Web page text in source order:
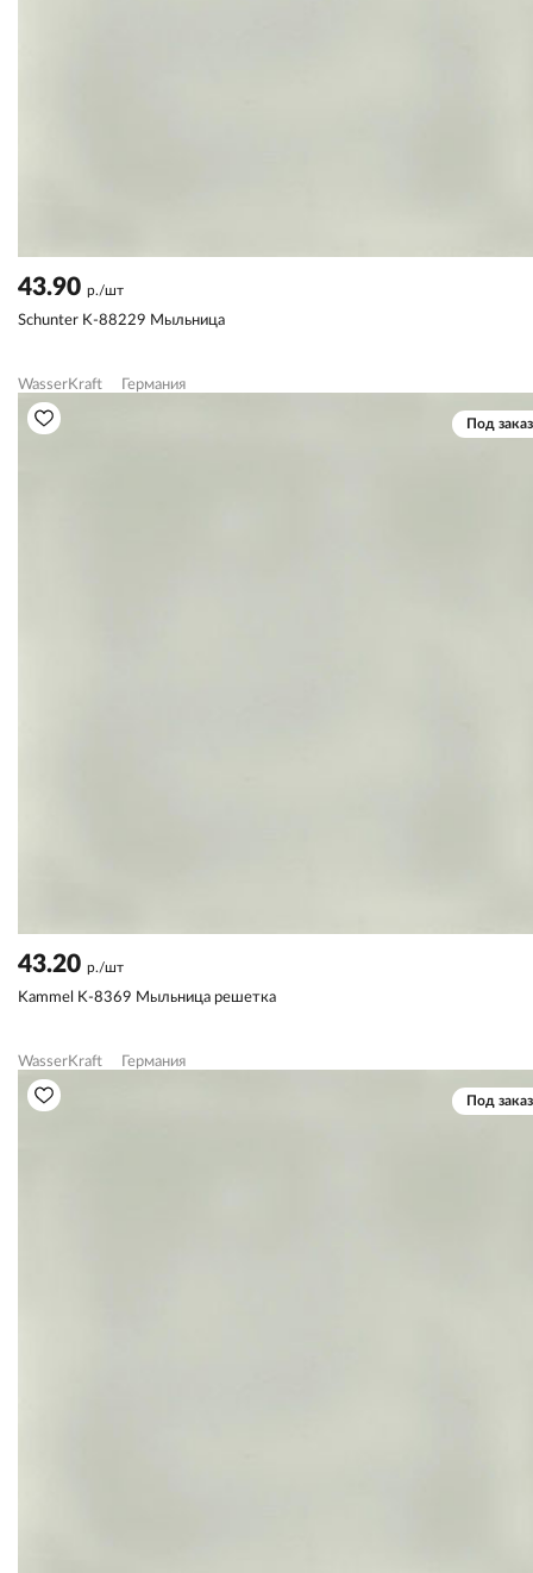
43.90 р./шт
Schunter K-88229 Мыльница
WasserKraft Германия
Под заказ
43.20 р./шт
Kammel K-8369 Мыльница решетка
WasserKraft Германия
Под заказ